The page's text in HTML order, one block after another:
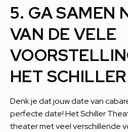
5. GA SAMEN
VAN DE VELE
HET
Denk je dat jouw date van
perfecte date! HetSchiller
theater met veel verschillende